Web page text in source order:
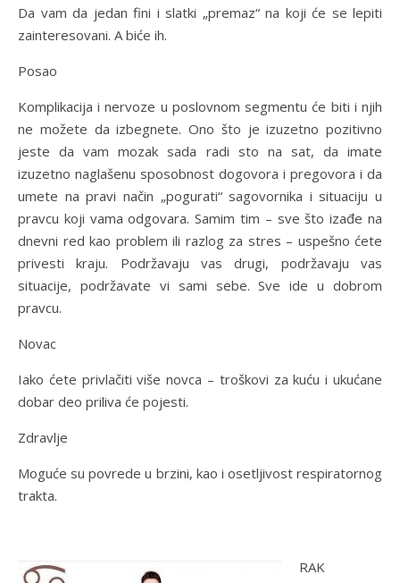
Da vam da jedan fini i slatki „premaz“ na koji će se lepiti
zainteresovani. A biće ih.
Posao
Komplikacija i nervoze u poslovnom segmentu će biti i njih
ne možete da izbegnete. Ono što je izuzetno pozitivno
jeste da vam mozak sada radi sto na sat, da imate
izuzetno naglašenu sposobnost dogovora i pregovora i da
umete na pravi način „pogurati“ sagovornika i situaciju u
pravcu koji vama odgovara. Samim tim – sve što izađe na
dnevni red kao problem ili razlog za stres – uspešno ćete
privesti kraju. Podržavaju vas drugi, podržavaju vas
situacije, podržavate vi sami sebe. Sve ide u dobrom
pravcu.
Novac
Iako ćete privlačiti više novca – troškovi za kuću i ukućane
dobar deo priliva će pojesti.
Zdravlje
Moguće su povrede u brzini, kao i osetljivost respiratornog
trakta.
RAK